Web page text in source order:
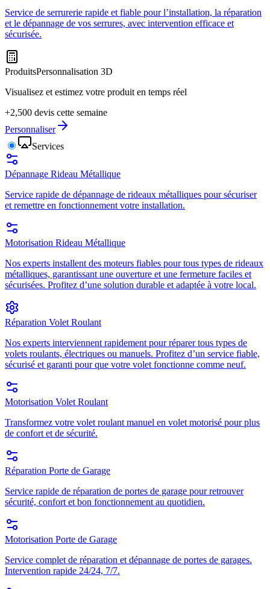
Service de serrurerie rapide et fiable pour l’installation, la réparation
et le dépannage de vos serrures, avec intervention efficace et
sécurisée.
ProduitsPersonnalisation 3D
Visualisez et estimez votre produit en temps réel
+2,500 devis cette semaine
Personnaliser
Services
Dépannage Rideau Métallique
Service rapide de dépannage de rideaux métalliques pour sécuriser
et remettre en fonctionnement votre installation.
Motorisation Rideau Métallique
Nos experts installent des moteurs fiables pour tous types de rideaux
métalliques, garantissant une ouverture et une fermeture faciles et
sécurisées. Profitez d’une solution durable et adaptée à votre local.
Réparation Volet Roulant
Nos experts interviennent rapidement pour réparer tous types de
volets roulants, électriques ou manuels. Profitez d’un service fiable,
sécurisé et garanti pour que votre volet fonctionne comme neuf.
Motorisation Volet Roulant
Transformez votre volet roulant manuel en volet motorisé pour plus
de confort et de sécurité.
Réparation Porte de Garage
Service rapide de réparation de portes de garage pour retrouver
sécurité, confort et bon fonctionnement au quotidien.
Motorisation Porte de Garage
Service complet de réparation et dépannage de portes de garages.
Intervention rapide 24/24, 7/7.